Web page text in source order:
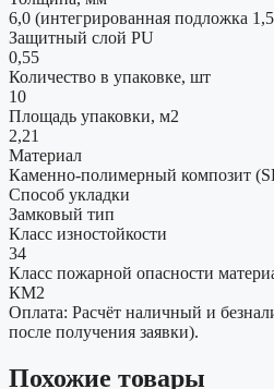
6,0 (интегрированная подложка
Защитный слой PU
0,55
Количество в упаковке, шт
10
Площадь упаковки, м2
2,21
Материал
Каменно-полимерный композит
Способ укладки
Замковый тип
Класс изностойкости
34
Класс пожарной опасности
КМ2
Оплата: Расчёт наличный и
после получения заявки).
Похожие товары